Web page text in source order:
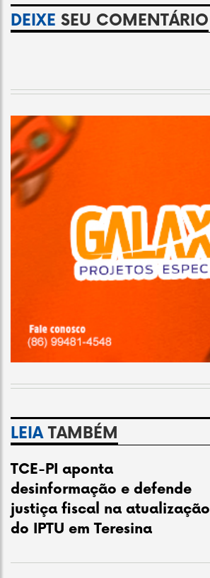
DEIXE SEU COMENTÁRIO
LEIATAMBÉM
TCE-PI aponta
desinformação e defende
justiça fiscal na atualização
do IPTU em Teresina